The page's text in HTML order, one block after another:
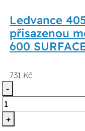
Ledvance
přisazenou
600
731 Kč
-
+